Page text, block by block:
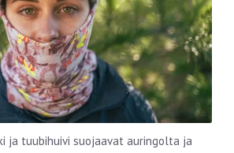
ja tuubihuivi suojaavat auringolta ja